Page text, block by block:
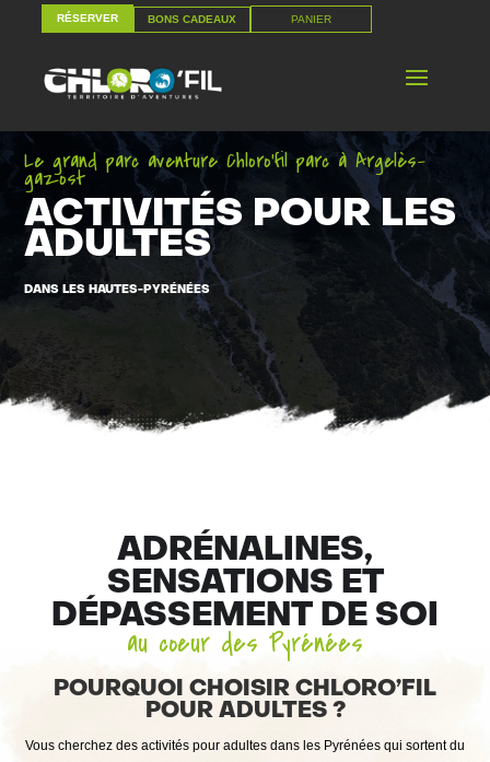
RÉSERVER BONS CADEAUX PANIER
RÉSERVER BONS CADEAUX PANIER
Le grand parc aventure Chloro’fil parc à Argelès-
gazost
ACTIVITÉS POUR LES
ADULTES
DANS LES HAUTES-PYRÉNÉES
ADRÉNALINES,
SENSATIONS ET
DÉPASSEMENT DE SOI
au coeur des Pyrénées
POURQUOI CHOISIR CHLORO’FIL
POUR ADULTES ?
Vous cherchez des activités pour adultes dans les Pyrénées qui sortent du